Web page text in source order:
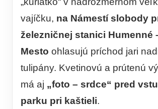
vajíčku, na Námestí slobody
železničnej stanici Humenné
Mesto ohlasujú príchod jari
tulipány. Kvetinovú a prútenú
má aj „foto – srdce“ pred
parku pri kaštieli.